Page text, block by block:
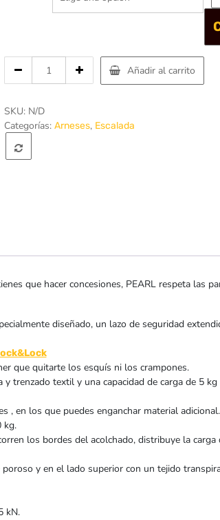
Climbing
PEARL
-
Añadir al carrito
SKU: N/D
Categorías: Arneses, Escalada
que hacer concesiones, PEARL respeta las
diseñado, un lazo de seguridad
que quitarte los esquís ni los crampones.
trenzado textil y una capacidad de carga de 5
, en los que puedes enganchar material adicional.
kg.
los bordes del acolchado, distribuye la carga
y en el lado superior con un tejido
kN.